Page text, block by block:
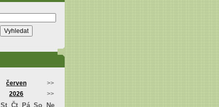
červen
>>
2026 >>
St Čt Pá So Ne